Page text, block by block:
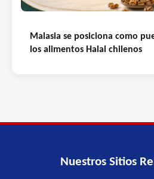
Malasia se posiciona como
los alimentos Halal chilenos
Nuestros Sitios